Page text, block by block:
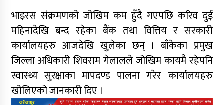
भाइरस संक्रमणको जोखिम कम हुँदै गएपछि करिव दुई
महिनादेखि बन्द रहेका बैंक तथा वित्तिय र सरकारी
कार्यालयहरु आजदेखि खुलेका छन् । बाँकेका प्रमुख
जिल्ला अधिकारी शिवराम गेलालले जोखिम कायमै रहेपनि
स्वास्थ्य सुरक्षाका मापदण्ड पालना गरेर कार्यालयहरु
खोलिएको जानकारी दिए ।